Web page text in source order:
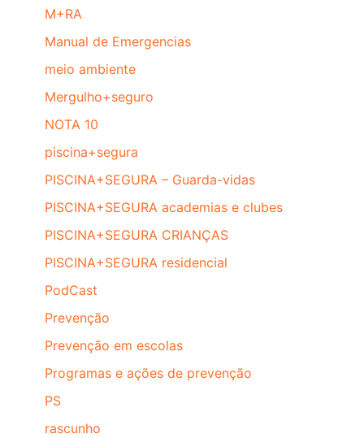
M+RA
Manual de Emergencias
meio ambiente
Mergulho+seguro
NOTA 10
piscina+segura
PISCINA+SEGURA – Guarda-vidas
PISCINA+SEGURA academias e clubes
PISCINA+SEGURA CRIANÇAS
PISCINA+SEGURA residencial
PodCast
Prevenção
Prevenção em escolas
Programas e ações de prevenção
PS
rascunho